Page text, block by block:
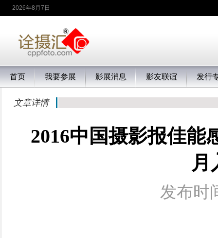
2026年8月7日
首页 我要参展 影展消息 影友联谊 发行
文章详情
2016中国摄影报佳能
月
发布时